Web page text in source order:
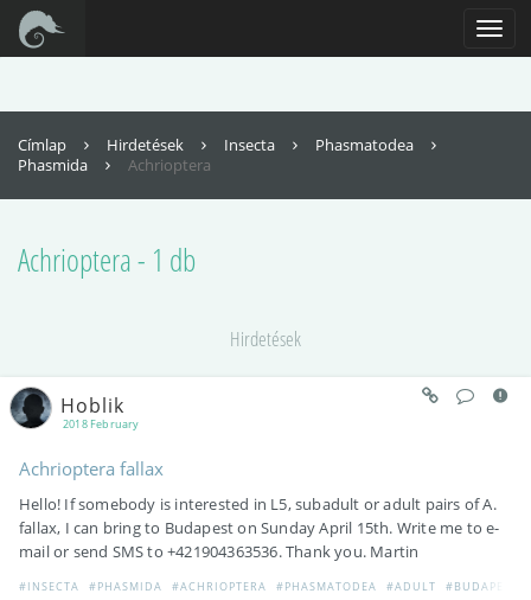
Az oldal teljes funkcionalitásának eléréséhez engedélyezni kell a
JavaScriptet. Itt találhatók
az instrukciók, hogy hogyan engedélyezheti a JavaScriptet a böngészőjében
Címlap Hirdetések Insecta
Phasmatodea
Phasmida
Achrioptera
Achrioptera - 1 db
Hirdetések
2018 February
Hoblik
Achrioptera fallax
Hello! If somebody is interested in L5, subadult or adult pairs of A.
fallax, I can bring to Budapest on Sunday April 15th. Write me to e-
mail or send SMS to +421904363536. Thank you. Martin
#INSECTA #PHASMIDA #ACHRIOPTERA #PHASMATODEA #ADULT #BUDAPEST